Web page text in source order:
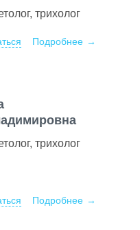
трихолог
Подробнее
трихолог
Подробнее